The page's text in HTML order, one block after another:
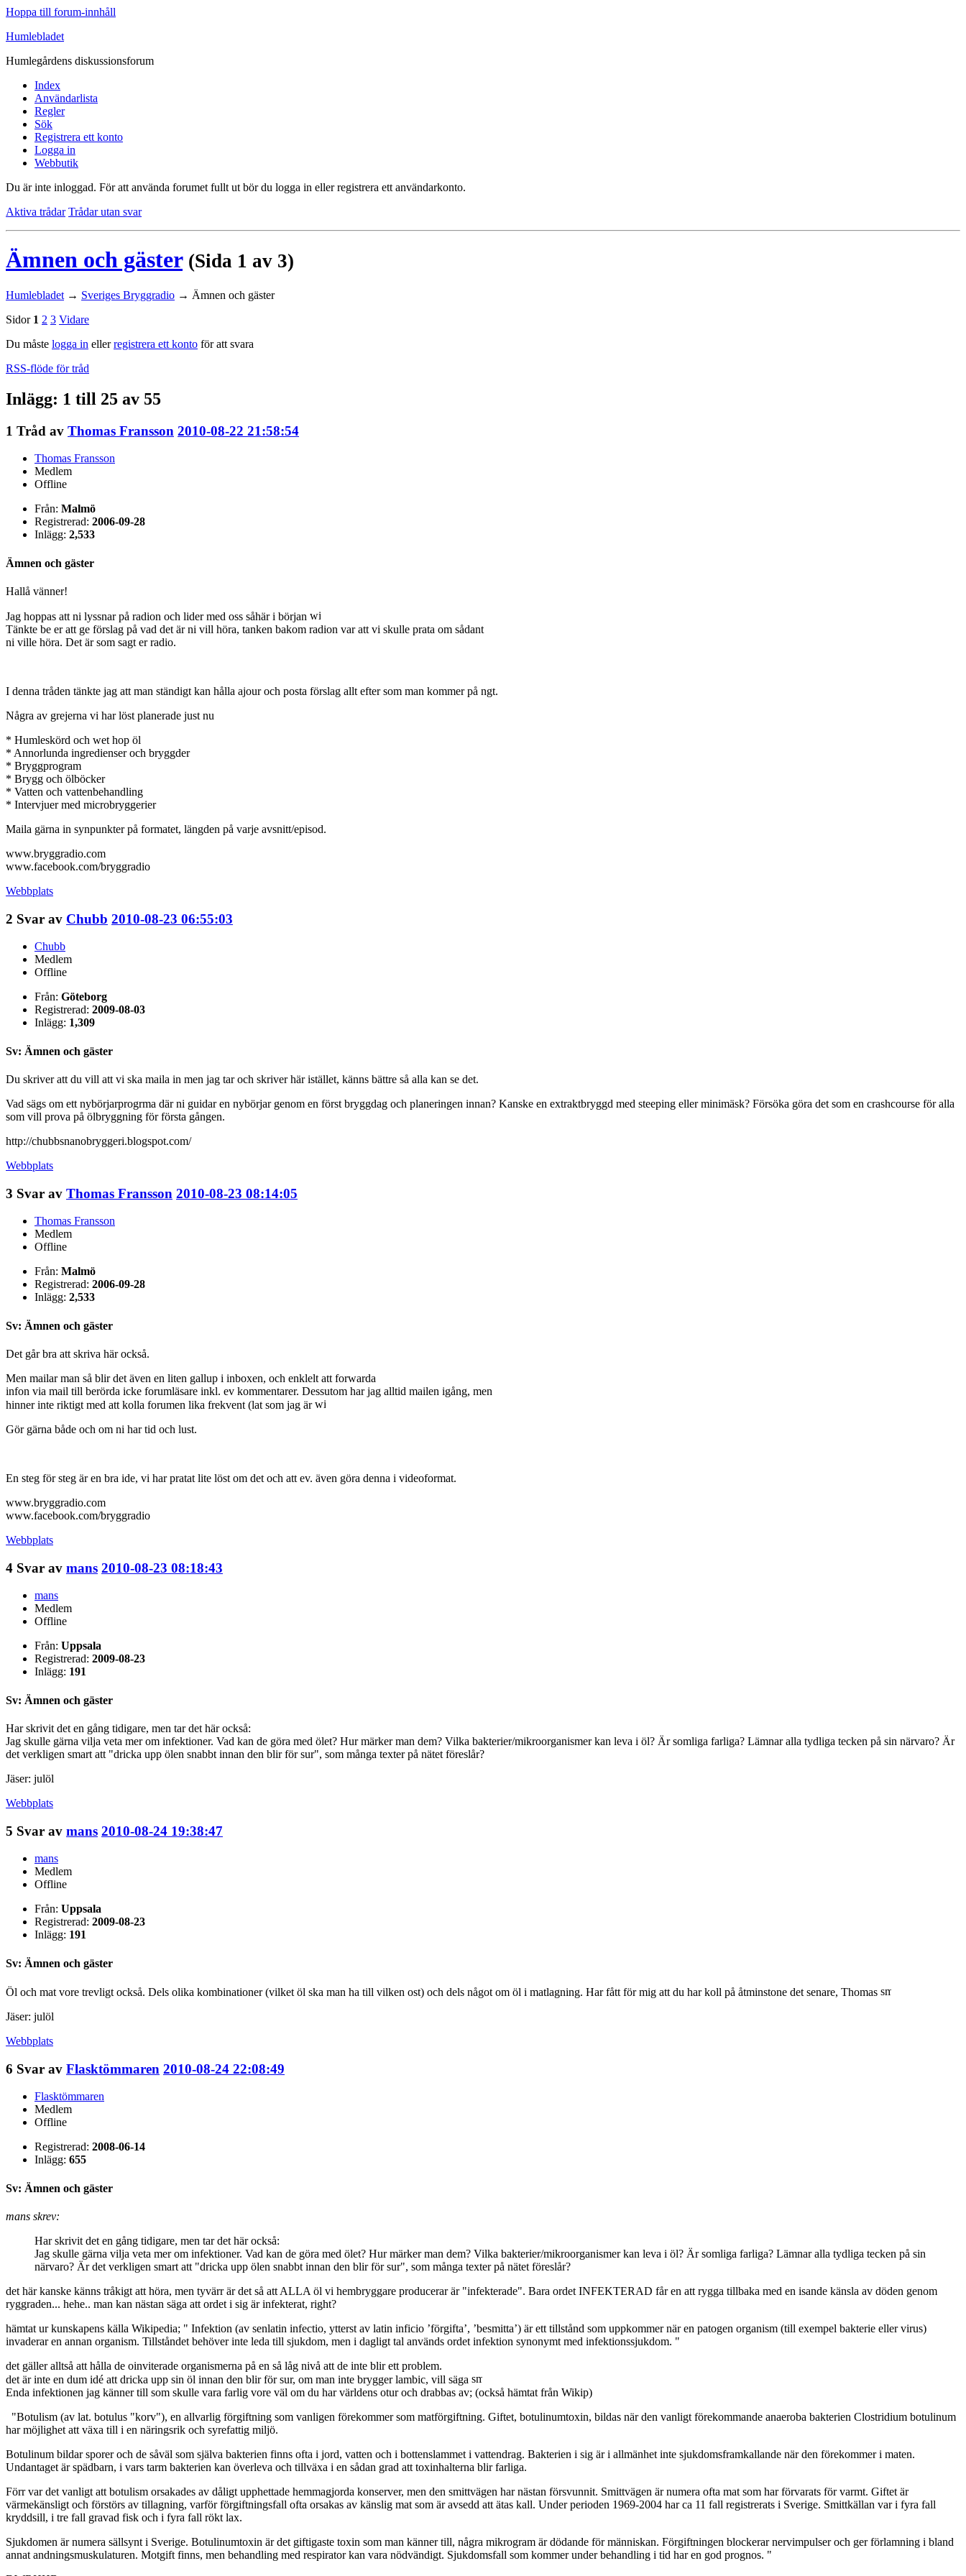
Hoppa till forum-innhåll
Humlebladet
Humlegårdens diskussionsforum
Index
Användarlista
Regler
Sök
Registrera ett konto
Logga in
Webbutik
Du är inte inloggad. För att använda forumet fullt ut bör du logga in eller registrera ett användarkonto.
Aktiva trådar Trådar utan svar
Ämnen och gäster (Sida 1 av 3)
Humlebladet → Sveriges Bryggradio → Ämnen och gäster
Sidor 1 2 3 Vidare
Du måste logga in ellerregistrera ett konto för att svara
RSS-flöde för tråd
Inlägg: 1 till 25 av 55
1 Tråd av Thomas Fransson 2010-08-22 21:58:54
Thomas Fransson
Medlem
Offline
Från: Malmö
Registrerad: 2006-09-28
Inlägg: 2,533
Ämnen och gäster
Hallå vänner!
Jag hoppas att ni lyssnar på radion och lider med oss såhär i början
Tänkte be er att ge förslag på vad det är ni vill höra, tanken bakom radion var att vi skulle prata om sådant
ni ville höra. Det är som sagt er radio.
I denna tråden tänkte jag att man ständigt kan hålla ajour och posta förslag allt efter som man kommer på ngt.
Några av grejerna vi har löst planerade just nu
* Humleskörd och wet hop öl
* Annorlunda ingredienser och bryggder
* Bryggprogram
* Brygg och ölböcker
* Vatten och vattenbehandling
* Intervjuer med microbryggerier
Maila gärna in synpunkter på formatet, längden på varje avsnitt/episod.
www.bryggradio.com
www.facebook.com/bryggradio
Webbplats
2 Svar av Chubb 2010-08-23 06:55:03
Chubb
Medlem
Offline
Från: Göteborg
Registrerad: 2009-08-03
Inlägg: 1,309
Sv: Ämnen och gäster
Du skriver att du vill att vi ska maila in men jag tar och skriver här istället, känns bättre så alla kan se det.
Vad sägs om ett nybörjarprogrma där ni guidar en nybörjar genom en först bryggdag och planeringen innan? Kanske en extraktbryggd med steeping eller minimäsk? Försöka göra det som en crashcourse för alla
som vill prova på ölbryggning för första gången.
http://chubbsnanobryggeri.blogspot.com/
Webbplats
3 Svar av Thomas Fransson 2010-08-23 08:14:05
Thomas Fransson
Medlem
Offline
Från: Malmö
Registrerad: 2006-09-28
Inlägg: 2,533
Sv: Ämnen och gäster
Det går bra att skriva här också.
Men mailar man så blir det även en liten gallup i inboxen, och enklelt att forwarda
infon via mail till berörda icke forumläsare inkl. ev kommentarer. Dessutom har jag alltid mailen igång, men
hinner inte riktigt med att kolla forumen lika frekvent (lat som jag är
Gör gärna både och om ni har tid och lust.
En steg för steg är en bra ide, vi har pratat lite löst om det och att ev. även göra denna i videoformat.
www.bryggradio.com
www.facebook.com/bryggradio
Webbplats
4 Svar av mans 2010-08-23 08:18:43
mans
Medlem
Offline
Från: Uppsala
Registrerad: 2009-08-23
Inlägg: 191
Sv: Ämnen och gäster
Har skrivit det en gång tidigare, men tar det här också:
Jag skulle gärna vilja veta mer om infektioner. Vad kan de göra med ölet? Hur märker man dem? Vilka bakterier/mikroorganismer kan leva i öl? Är somliga farliga? Lämnar alla tydliga tecken på sin närvaro? Är
det verkligen smart att "dricka upp ölen snabbt innan den blir för sur", som många texter på nätet föreslår?
Jäser: julöl
Webbplats
5 Svar av mans 2010-08-24 19:38:47
mans
Medlem
Offline
Från: Uppsala
Registrerad: 2009-08-23
Inlägg: 191
Sv: Ämnen och gäster
Öl och mat vore trevligt också. Dels olika kombinationer (vilket öl ska man ha till vilken ost) och dels något om öl i matlagning. Har fått för mig att du har koll på åtminstone det senare, Thomas
Jäser: julöl
Webbplats
6 Svar av Flasktömmaren 2010-08-24 22:08:49
Flasktömmaren
Medlem
Offline
Registrerad: 2008-06-14
Inlägg: 655
Sv: Ämnen och gäster
mans skrev:
Har skrivit det en gång tidigare, men tar det här också:
Jag skulle gärna vilja veta mer om infektioner. Vad kan de göra med ölet? Hur märker man dem? Vilka bakterier/mikroorganismer kan leva i öl? Är somliga farliga? Lämnar alla tydliga tecken på sin
närvaro? Är det verkligen smart att "dricka upp ölen snabbt innan den blir för sur", som många texter på nätet föreslår?
det här kanske känns tråkigt att höra, men tyvärr är det så att ALLA öl vi hembryggare producerar är "infekterade". Bara ordet INFEKTERAD får en att rygga tillbaka med en isande känsla av döden genom
ryggraden... hehe.. man kan nästan säga att ordet i sig är infekterat, right?
hämtat ur kunskapens källa Wikipedia; " Infektion (av senlatin infectio, ytterst av latin inficio ’förgifta’, ’besmitta’) är ett tillstånd som uppkommer när en patogen organism (till exempel bakterie eller virus)
invaderar en annan organism. Tillståndet behöver inte leda till sjukdom, men i dagligt tal används ordet infektion synonymt med infektionssjukdom. "
det gäller alltså att hålla de oinviterade organismerna på en så låg nivå att de inte blir ett problem.
det är inte en dum idé att dricka upp sin öl innan den blir för sur, om man inte brygger lambic, vill säga
Enda infektionen jag känner till som skulle vara farlig vore väl om du har världens otur och drabbas av; (också hämtat från Wikip)
"Botulism (av lat. botulus "korv"), en allvarlig förgiftning som vanligen förekommer som matförgiftning. Giftet, botulinumtoxin, bildas när den vanligt förekommande anaeroba bakterien Clostridium botulinum
har möjlighet att växa till i en näringsrik och syrefattig miljö.
Botulinum bildar sporer och de såväl som själva bakterien finns ofta i jord, vatten och i bottenslammet i vattendrag. Bakterien i sig är i allmänhet inte sjukdomsframkallande när den förekommer i maten.
Undantaget är spädbarn, i vars tarm bakterien kan överleva och tillväxa i en sådan grad att toxinhalterna blir farliga.
Förr var det vanligt att botulism orsakades av dåligt upphettade hemmagjorda konserver, men den smittvägen har nästan försvunnit. Smittvägen är numera ofta mat som har förvarats för varmt. Giftet är
värmekänsligt och förstörs av tillagning, varför förgiftningsfall ofta orsakas av känslig mat som är avsedd att ätas kall. Under perioden 1969-2004 har ca 11 fall registrerats i Sverige. Smittkällan var i fyra fall
kryddsill, i tre fall gravad fisk och i fyra fall rökt lax.
Sjukdomen är numera sällsynt i Sverige. Botulinumtoxin är det giftigaste toxin som man känner till, några mikrogram är dödande för människan. Förgiftningen blockerar nervimpulser och ger förlamning i bland
annat andningsmuskulaturen. Motgift finns, men behandling med respirator kan vara nödvändigt. Sjukdomsfall som kommer under behandling i tid har en god prognos. "